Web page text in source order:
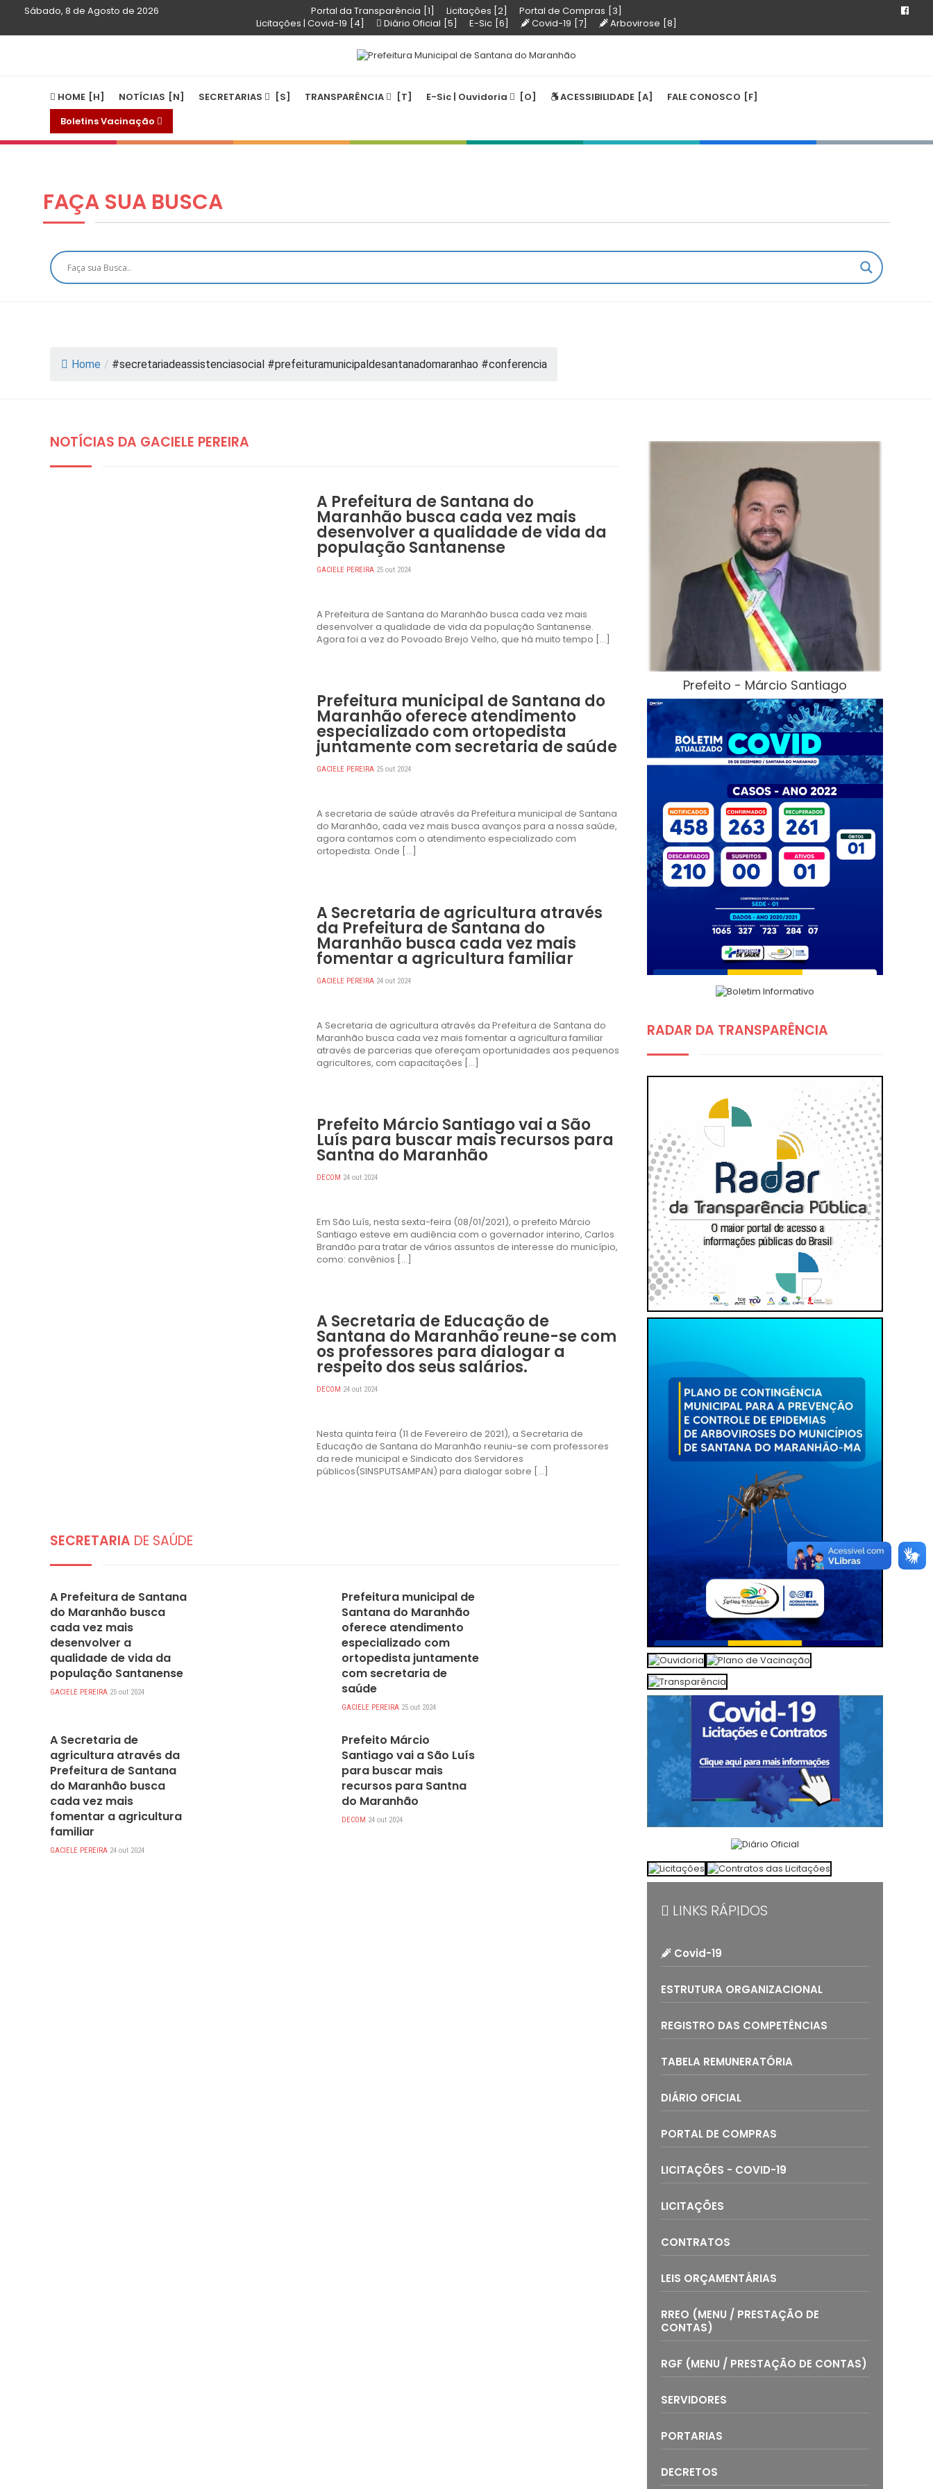
Sábado, 8 de Agosto de 2026 Portal da Transparência Licitações
Portal de Compras
Licitações | Covid-19
Diário Oficial E-Sic Covid-19 Arbovirose
HOME NOTÍCIAS SECRETARIAS TRANSPARÊNCIA E-Sic | Ouvidoria ACESSIBILIDADE
FALE CONOSCO
Boletins Vacinação
FAÇA SUA BUSCA
Home / #secretariadeassistenciasocial #prefeituramunicipaldesantanadomaranhao #conferencia
NOTÍCIAS DA GACIELE PEREIRA
A Prefeitura de Santana do
Maranhão busca cada vez mais
desenvolver a qualidade de vida da
população Santanense
GACIELE PEREIRA 25 out 2024
A Prefeitura de Santana do Maranhão busca cada vez mais
desenvolver a qualidade de vida da população Santanense.
Agora foi a vez do Povoado Brejo Velho, que há muito tempo […]
Prefeitura municipal de Santana do
Maranhão oferece atendimento
especializado com ortopedista
juntamente com secretaria de saúde
GACIELE PEREIRA 25 out 2024
A secretaria de saúde através da Prefeitura municipal de Santana
do Maranhão, cada vez mais busca avanços para a nossa saúde,
agora contamos com o atendimento especializado com
ortopedista. Onde […]
A Secretaria de agricultura através
da Prefeitura de Santana do
Maranhão busca cada vez mais
fomentar a agricultura familiar
GACIELE PEREIRA 24 out 2024
A Secretaria de agricultura através da Prefeitura de Santana do
Maranhão busca cada vez mais fomentar a agricultura familiar
através de parcerias que ofereçam oportunidades aos pequenos
agricultores, com capacitações […]
Prefeito Márcio Santiago vai a São
Luís para buscar mais recursos para
Santna do Maranhão
DECOM 24 out 2024
Em São Luís, nesta sexta-feira (08/01/2021), o prefeito Márcio
Santiago esteve em audiência com o governador interino, Carlos
Brandão para tratar de vários assuntos de interesse do município,
como: convênios […]
A Secretaria de Educação de
Santana do Maranhão reune-se com
os professores para dialogar a
respeito dos seus salários.
DECOM 24 out 2024
Nesta quinta feira (11 de Fevereiro de 2021), a Secretaria de
Educação de Santana do Maranhão reuniu-se com professores
da rede municipal e Sindicato dos Servidores
públicos(SINSPUTSAMPAN) para dialogar sobre […]
SECRETARIA DE SAÚDE
A Prefeitura de Santana
do Maranhão busca
cada vez mais
desenvolver a
qualidade de vida da
população Santanense
GACIELE PEREIRA 25 out 2024
Prefeitura municipal de
Santana do Maranhão
oferece atendimento
especializado com
ortopedista juntamente
com secretaria de
saúde
GACIELE PEREIRA 25 out 2024
A Secretaria de
agricultura através da
Prefeitura de Santana
do Maranhão busca
cada vez mais
fomentar a agricultura
familiar
GACIELE PEREIRA 24 out 2024
Prefeito Márcio
Santiago vai a São Luís
para buscar mais
recursos para Santna
do Maranhão
DECOM 24 out 2024
Prefeito - Márcio Santiago
RADAR DA TRANSPARÊNCIA
LINKS RÁPIDOS
Covid-19
ESTRUTURA ORGANIZACIONAL
REGISTRO DAS COMPETÊNCIAS
TABELA REMUNERATÓRIA
DIÁRIO OFICIAL
PORTAL DE COMPRAS
LICITAÇÕES - COVID-19
LICITAÇÕES
CONTRATOS
LEIS ORÇAMENTÁRIAS
RREO (MENU / PRESTAÇÃO DE
CONTAS)
RGF (MENU / PRESTAÇÃO DE CONTAS)
SERVIDORES
PORTARIAS
DECRETOS